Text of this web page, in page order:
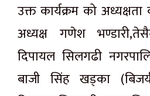
उक्त कार्यक्रम को
अध्यक्ष गणेश
दिपायल सिलगढी
बाजी सिंह खड्का